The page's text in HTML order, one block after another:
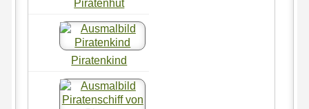
Piratenhut
Piratenkind